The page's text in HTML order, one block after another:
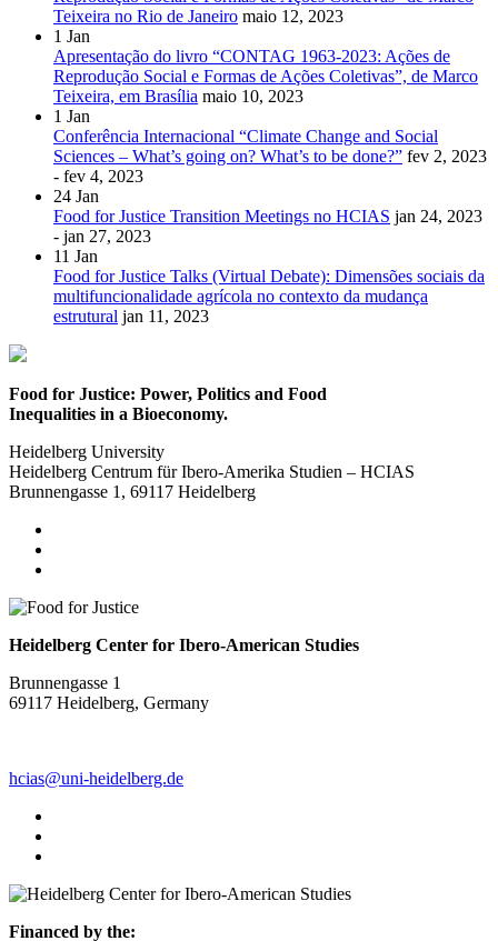
Teixeira no Rio de Janeiro maio 12, 2023
1 Jan
Apresentação do livro “CONTAG 1963-2023: Ações de
Reprodução Social e Formas de Ações Coletivas”, de Marco
Teixeira, em Brasília maio 10, 2023
1 Jan
Conferência Internacional “Climate Change and Social
Sciences – What’s going on? What’s to be done?” fev 2, 2023
- fev 4, 2023
24 Jan
Food for Justice Transition Meetings no HCIAS jan 24, 2023
- jan 27, 2023
11 Jan
Food for Justice Talks (Virtual Debate): Dimensões sociais da
multifuncionalidade agrícola no contexto da mudança
estrutural jan 11, 2023
Food for Justice: Power, Politics and Food
Inequalities in a Bioeconomy.
Heidelberg University
Heidelberg Centrum für Ibero-Amerika Studien – HCIAS
Brunnengasse 1, 69117 Heidelberg
Heidelberg Center for Ibero-American Studies
Brunnengasse 1
69117 Heidelberg, Germany
hcias@uni-heidelberg.de
Financed by the: